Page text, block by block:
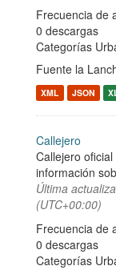
Frecuencia de
0 descargas
Categorías
Fuente la
XML JSON
Callejero
Callejero
información
Última
(UTC+00:00)
Frecuencia de
0 descargas
Categorías